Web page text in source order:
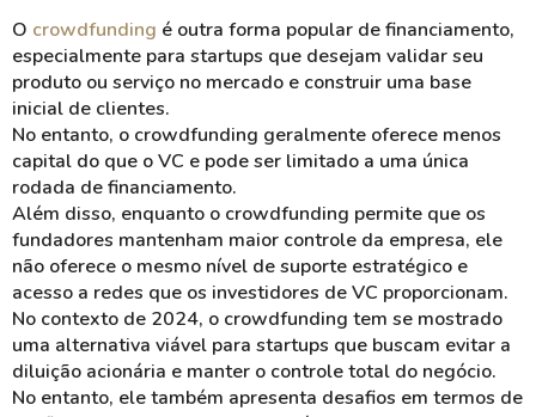
O crowdfunding é outra forma popular de financiamento,
especialmente para startups que desejam validar seu
produto ou serviço no mercado e construir uma base
inicial de clientes.
No entanto, o crowdfunding geralmente oferece menos
capital do que o VC e pode ser limitado a uma única
rodada de financiamento.
Além disso, enquanto o crowdfunding permite que os
fundadores mantenham maior controle da empresa, ele
não oferece o mesmo nível de suporte estratégico e
acesso a redes que os investidores de VC proporcionam.
No contexto de 2024, o crowdfunding tem se mostrado
uma alternativa viável para startups que buscam evitar a
diluição acionária e manter o controle total do negócio.
No entanto, ele também apresenta desafios em termos de